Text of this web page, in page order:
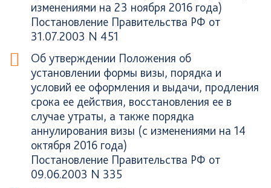
изменениями на 23 ноября 2016 года)
Постановление Правительства РФ от
31.07.2003 N 451
Об утверждении Положения об
установлении формы визы, порядка и
условий ее оформления и выдачи, продления
срока ее действия, восстановления ее в
случае утраты, а также порядка
аннулирования визы (с изменениями на 14
октября 2016 года)
Постановление Правительства РФ от
09.06.2003 N 335